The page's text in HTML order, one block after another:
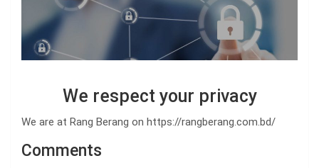
We respect your privacy
We are at Rang Berang on https://rangberang.com.bd/
Comments